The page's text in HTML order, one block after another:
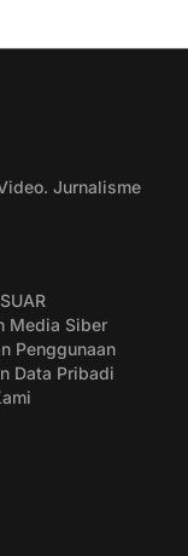
Jurnalisme
Media Siber
Penggunaan
Data Pribadi